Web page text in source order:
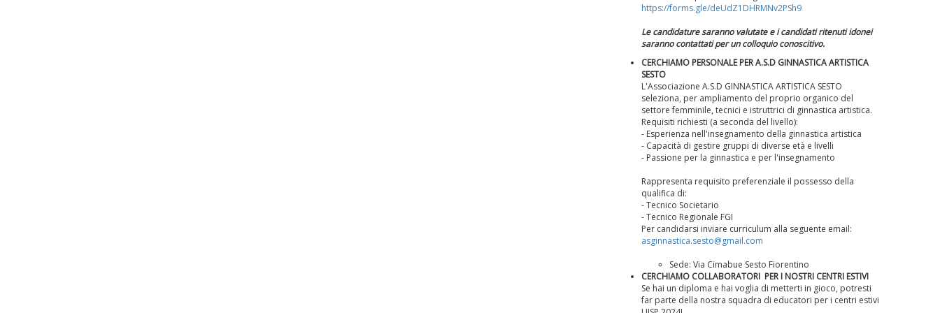
https://forms.gle/deUdZ1DHRMNv2PSh9
Le candidature saranno valutate e i candidati ritenuti idonei
saranno contattati per un colloquio conoscitivo.
CERCHIAMO PERSONALE PER A.S.D GINNASTICA ARTISTICA
SESTO
L'Associazione A.S.D GINNASTICA ARTISTICA SESTO
seleziona, per ampliamento del proprio organico del
settore femminile, tecnici e istruttrici di ginnastica artistica.
Requisiti richiesti (a seconda del livello):
- Esperienza nell'insegnamento della ginnastica artistica
- Capacità di gestire gruppi di diverse età e livelli
- Passione per la ginnastica e per l'insegnamento
Rappresenta requisito preferenziale il possesso della
qualifica di:
- Tecnico Societario
- Tecnico Regionale FGI
Per candidarsi inviare curriculum alla seguente email:
asginnastica.sesto@gmail.com
Sede: Via Cimabue Sesto Fiorentino
CERCHIAMO COLLABORATORI PER I NOSTRI CENTRI ESTIVI
Se hai un diploma e hai voglia di metterti in gioco, potresti
far parte della nostra squadra di educatori per i centri estivi